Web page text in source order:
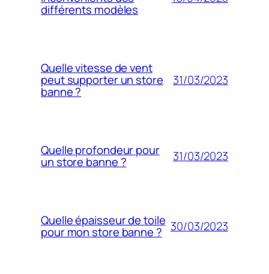
différents modèles
Quelle vitesse de vent
peut supporter un store
banne ?
31/03/2023
Quelle profondeur pour
un store banne ? 31/03/2023
Quelle épaisseur de toile
pour mon store banne ? 30/03/2023